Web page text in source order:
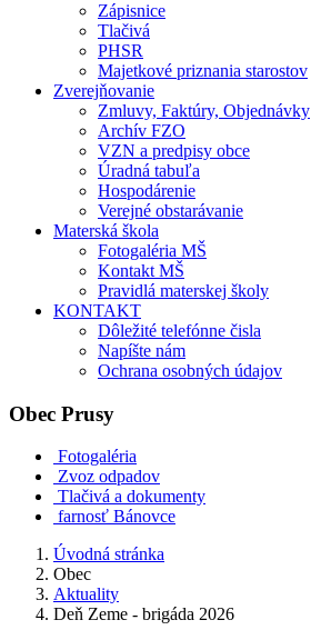
Zápisnice
Tlačivá
PHSR
Majetkové priznania starostov
Zverejňovanie
Zmluvy, Faktúry, Objednávky
Archív FZO
VZN a predpisy obce
Úradná tabuľa
Hospodárenie
Verejné obstarávanie
Materská škola
Fotogaléria MŠ
Kontakt MŠ
Pravidlá materskej školy
KONTAKT
Dôležité telefónne čisla
Napíšte nám
Ochrana osobných údajov
Obec Prusy
Fotogaléria
Zvoz odpadov
Tlačivá a dokumenty
farnosť Bánovce
Úvodná stránka
Obec
Aktuality
Deň Zeme - brigáda 2026